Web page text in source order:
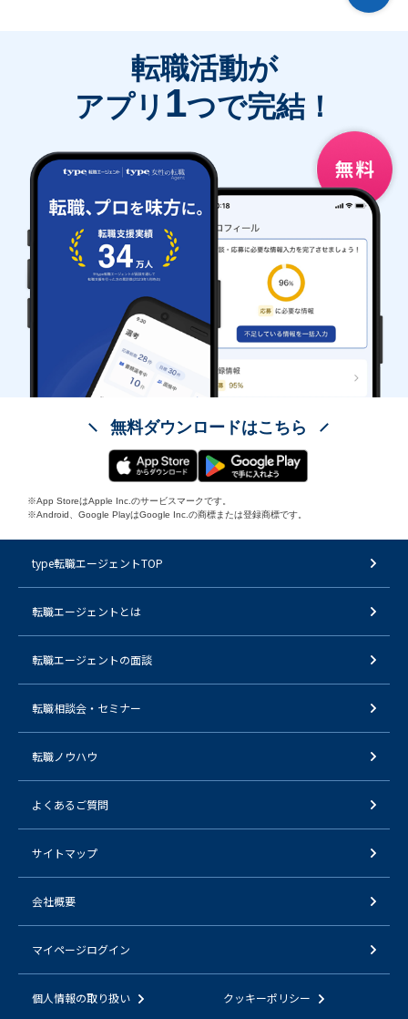
転職活動が
アプリ 1つで完結！
無料ダウンロードはこちら
※App StoreはApple Inc.のサービスマークです。
※Android、Google PlayはGoogle Inc.の商標または登録商標です。
type転職エージェントTOP
転職エージェントとは
転職エージェントの面談
転職相談会・セミナー
転職ノウハウ
よくあるご質問
サイトマップ
会社概要
マイページログイン
個人情報の取り扱い クッキーポリシー